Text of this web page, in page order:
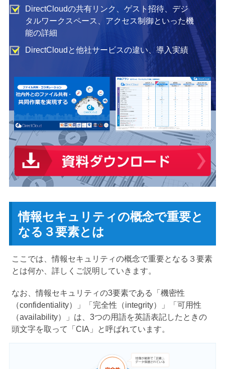
DirectCloudの共有リンク、ゲスト招待、デジ
タルワークスペース、アクセス制御といった機
能の詳細
DirectCloudと他社サービスの違い、導入実績
情報セキュリティの概念で重要と
なる３要素とは
ここでは、情報セキュリティの概念で重要となる３要素
とは何か、詳しくご説明していきます。
なお、情報セキュリティの3要素である「機密性
（confidentiality）」「完全性（integrity）」「可用性
（availability）」は、3つの用語を英語表記したときの
頭文字を取って「CIA」と呼ばれています。